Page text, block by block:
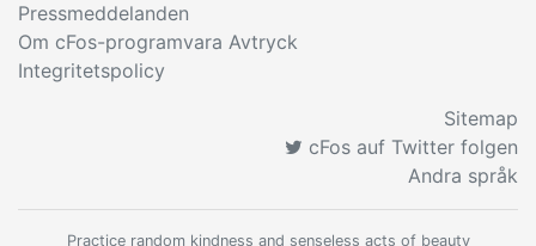
Pressmeddelanden
Om cFos-programvara Avtryck
Integritetspolicy
Sitemap
cFos auf Twitter folgen
Andra språk
Practice random kindness and senseless acts of beauty